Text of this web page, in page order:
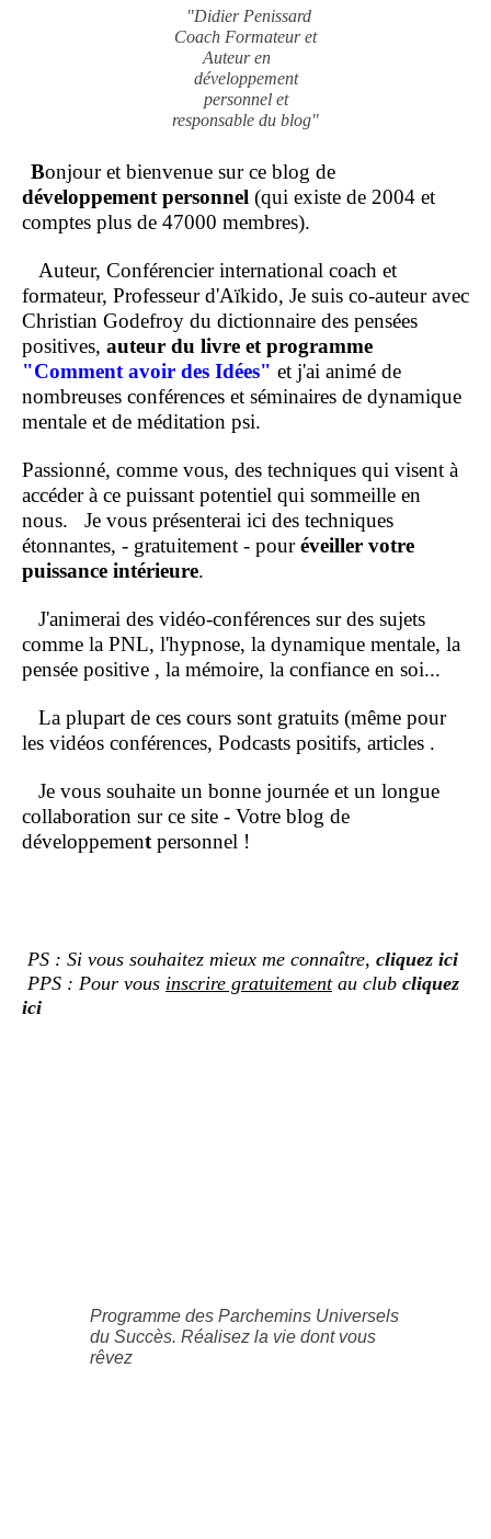
"Didier Penissard
Coach Formateur et
Auteur en
développement
personnel et
responsable du blog"
Bonjour et bienvenue sur ce blog de
développement personnel (qui existe de 2004 et
comptes plus de 47000 membres).
Auteur, Conférencier international coach et
formateur, Professeur d'Aïkido, Je suis co-auteur avec
Christian Godefroy du dictionnaire des pensées
positives, auteur du livre et programme
"Comment avoir des Idées" et j'ai animé de
nombreuses conférences et séminaires de dynamique
mentale et de méditation psi.
Passionné, comme vous, des techniques qui visent à
accéder à ce puissant potentiel qui sommeille en
nous. Je vous présenterai ici des techniques
étonnantes, - gratuitement - pouréveiller votre
puissance intérieure.
J'animerai des vidéo-conférences sur des sujets
comme la PNL, l'hypnose, la dynamique mentale, la
pensée positive , la mémoire, la confiance en soi...
La plupart de ces cours sont gratuits (même pour
les vidéos conférences, Podcasts positifs, articles .
Je vous souhaite un bonne journée et un longue
collaboration sur ce site - Votre blog de
développement personnel !
PS : Si vous souhaitez mieux me connaître, cliquez ici
PPS : Pour vous inscrire gratuitementau club cliquez
ici
Programme des Parchemins Universels
du Succès. Réalisez la vie dont vous
rêvez